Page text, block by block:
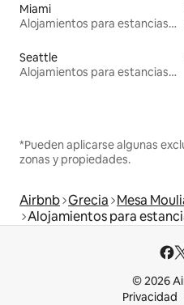
Miami
Alojamientos para estancias largas
Seattle
Alojamientos para estancias largas
*Pueden aplicarse algunas
zonas y propiedades.
Airbnb Grecia Mesa
Alojamientos para
© 2026
Privacidad